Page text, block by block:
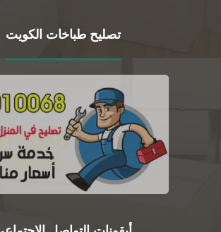
تصليح طباخات الكويت